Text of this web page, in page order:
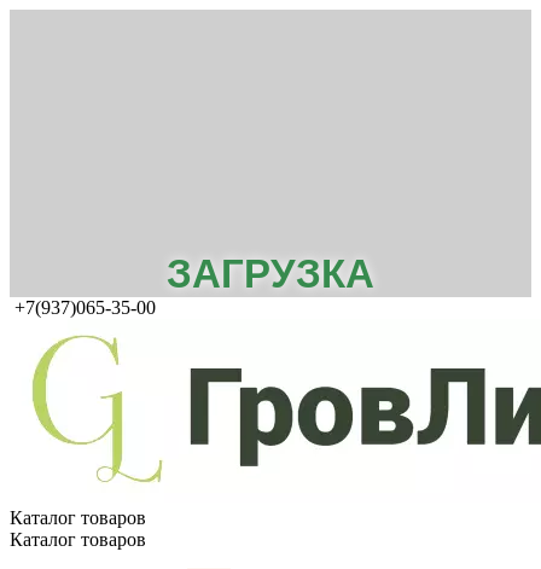
ЗАГРУЗКА
+7(937)065-35-00
Каталог товаров
Каталог товаров